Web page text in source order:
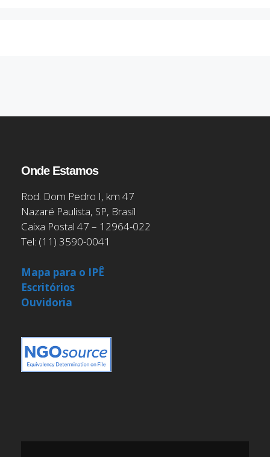
Onde Estamos
Rod. Dom Pedro I, km 47
Nazaré Paulista, SP, Brasil
Caixa Postal 47 – 12964-022
Tel: (11) 3590-0041
Mapa para o IPÊ
Escritórios
Ouvidoria